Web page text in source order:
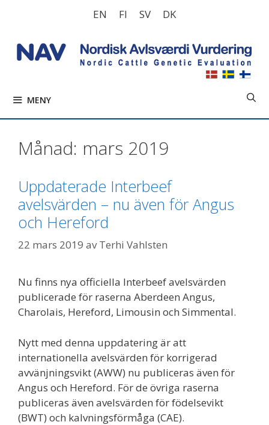
EN FI SV DK
MENY
Månad: mars 2019
Uppdaterade Interbeef
avelsvärden – nu även för Angus
och Hereford
22 mars 2019 avTerhi Vahlsten
Nu finns nya officiella Interbeef avelsvärden
publicerade för raserna Aberdeen Angus,
Charolais, Hereford, Limousin och Simmental.
Nytt med denna uppdatering är att
internationella avelsvärden för korrigerad
avvänjningsvikt (AWW) nu publiceras även för
Angus och Hereford. För de övriga raserna
publiceras även avelsvärden för födelsevikt
(BWT) och kalvningsförmåga (CAE).